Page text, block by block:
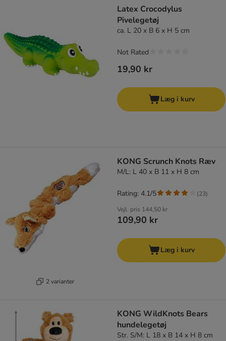
Latex Crocodylus
Pivelegetøj
ca. L 20 x B 6 x H 5 cm
19,90 kr
Not Rated
Læg i kurv
2 varianter
KONG Scrunch Knots Ræv
M/L: L 40 x B 11 x H 8 cm
Vejl. pris 144,50 kr
109,90 kr
Rating: 4.1/5 (23)
Læg i kurv
KONG WildKnots Bears
hundelegetøj
Str. S/M: L 18 x B 14 x H 8 cm